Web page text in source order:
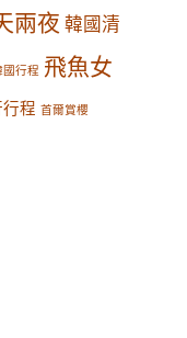
兩夜 韓國清
國行程 飛魚女
程 首爾賞櫻